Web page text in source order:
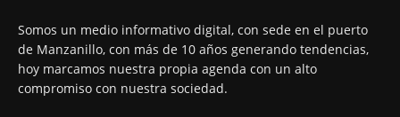
Somos un medio informativo digital, con sede en el puerto
de Manzanillo, con más de 10 años generando tendencias,
hoy marcamos nuestra propia agenda con un alto
compromiso con nuestra sociedad.